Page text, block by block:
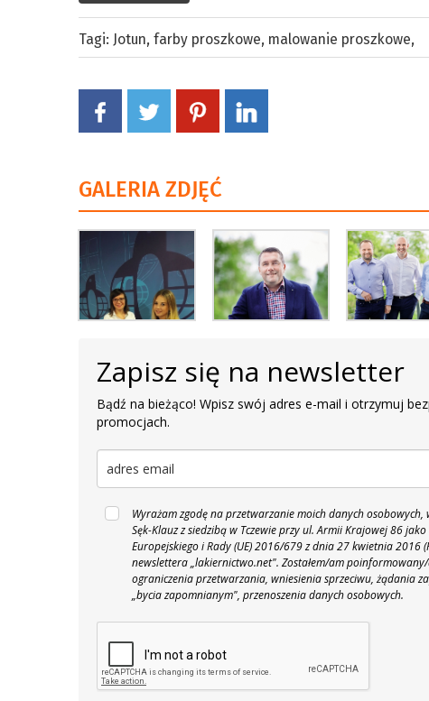
Tagi: Jotun, farby proszkowe, malowanie proszkowe,
GALERIA ZDJĘĆ
Zapisz się na newsletter
Bądź na bieżąco! Wpisz swój adres e-mail i otrzymuj
promocjach.
Wyrażam zgodę na przetwarzanie moich danych
Sęk-Klauz z siedzibą w Tczewie przy ul. Armii Krajowej 86
Europejskiego i Rady (UE) 2016/679 z dnia 27 kwietnia 2016
newslettera „lakiernictwo.net". Zostałem/am
ograniczenia przetwarzania, wniesienia sprzeciwu, żądania
„bycia zapomnianym", przenoszenia danych osobowych.